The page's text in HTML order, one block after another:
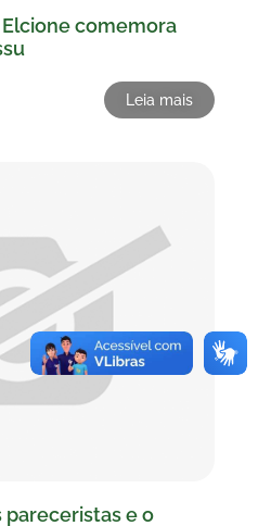
comemora
Leia mais
pareceristas e o